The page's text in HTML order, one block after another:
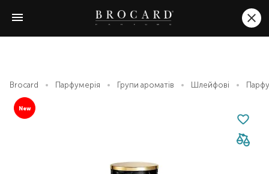
Brocard Парфумерія Групи ароматів Шлейфові
New